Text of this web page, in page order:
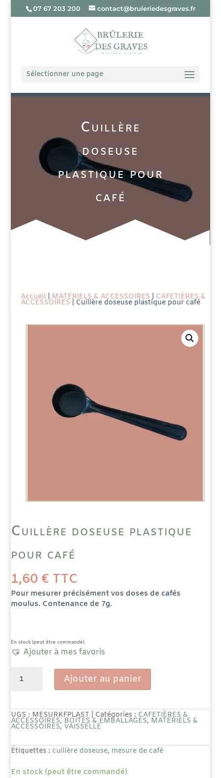
07 67 203 200 contact@bruleriedesgraves.fr
Sélectionner une page
Cuillère
doseuse
plastique pour
café
Accueil MATÉRIELS & ACCESSOIRES | CAFETIÈRES &
ACCESSOIRES | Cuillère doseuse plastique pour café
Cuillère doseuse plastique
pour café
1,60 € TTC
Pour mesurer précisément vos doses de cafés
moulus. Contenance de 7g.
En stock (peut être commandé)
Ajouter à mes favoris
quantité
de
Cuillère
doseuse
plastique
pour
Ajouter au panier
UGS : MESURKFPLAST Catégories : CAFETIÈRES &
ACCESSOIRES, BOÎTES & EMBALLAGES, MATÉRIELS &
ACCESSOIRES,VAISSELLE
Étiquettes : cuillère doseuse, mesure de café
En stock (peut être commandé)